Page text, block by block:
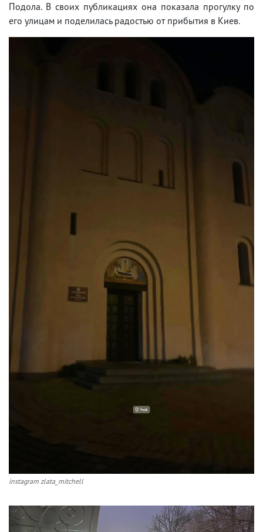
Подола. В своих публикациях она показала прогулку по
его улицам и поделилась радостью от прибытия в Киев.
instagram zlata_mitchell